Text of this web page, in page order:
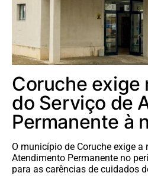
Coruche exige
do Serviço de
Permanente à
O município de Coruche exige a
Atendimento Permanente no
para as carências de cuidados